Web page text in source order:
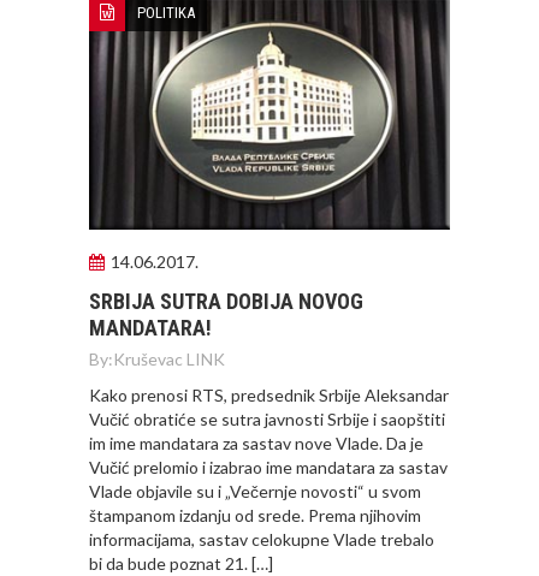
POLITIKA
14.06.2017.
SRBIJA SUTRA DOBIJA NOVOG
MANDATARA!
By:Kruševac LINK
Kako prenosi RTS, predsednik Srbije Aleksandar
Vučić obratiće se sutra javnosti Srbije i saopštiti
im ime mandatara za sastav nove Vlade. Da je
Vučić prelomio i izabrao ime mandatara za sastav
Vlade objavile su i „Večernje novosti“ u svom
štampanom izdanju od srede. Prema njihovim
informacijama, sastav celokupne Vlade trebalo
bi da bude poznat 21. […]